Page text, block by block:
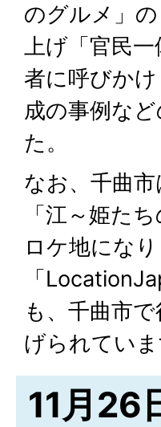
のグルメ」
上げ「官民
者に呼びか
成の事例な
た。
なお、千曲
「江～姫た
ロケ地にな
「
も、千曲市
げられていま
11月26